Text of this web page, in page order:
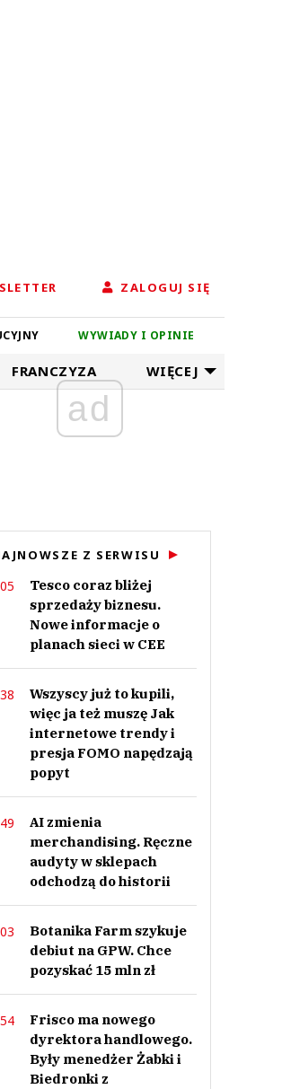
ZALOGUJ SIĘ
WYWIADY I OPINIE
FRANCZYZA WIĘCEJ
ad
Z SERWISU
Tesco coraz bliżej
sprzedaży biznesu.
Nowe informacje o
planach sieci w CEE
Wszyscy już to kupili,
więc ja też muszę Jak
internetowe trendy i
presja FOMO napędzają
popyt
AI zmienia
merchandising. Ręczne
audyty w sklepach
odchodzą do historii
Botanika Farm szykuje
debiut na GPW. Chce
pozyskać 15 mln zł
Frisco ma nowego
dyrektora handlowego.
Były menedżer Żabki i
Biedronki z